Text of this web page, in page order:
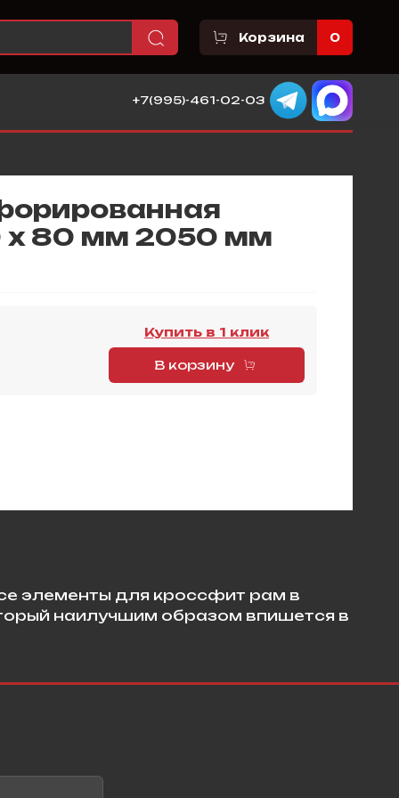
Корзина 0
+7(995)-461-02-03
х 80 мм 2050 мм
Купить в 1 клик
В корзину
элементы для кроссфит рам в
наилучшим образом впишется в